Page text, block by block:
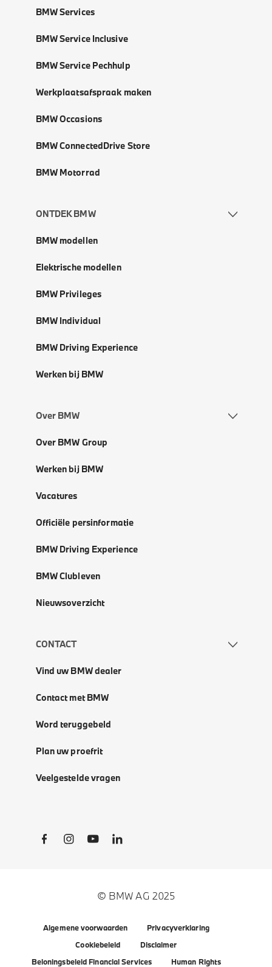
BMW Services
BMW Service Inclusive
BMW Service Pechhulp
Werkplaatsafspraak maken
BMW Occasions
BMW ConnectedDrive Store
BMW Motorrad
ONTDEK BMW
BMW modellen
Elektrische modellen
BMW Privileges
BMW Individual
BMW Driving Experience
Werken bij BMW
Over BMW
Over BMW Group
Werken bij BMW
Vacatures
Officiële persinformatie
BMW Driving Experience
BMW Clubleven
Nieuwsoverzicht
CONTACT
Vind uw BMW dealer
Contact met BMW
Word teruggebeld
Plan uw proefrit
Veelgestelde vragen
Social Links
© BMW AG 2025
Algemene voorwaarden
Privacyverklaring
Cookiebeleid
Disclaimer
Beloningsbeleid Financial Services
Human Rights